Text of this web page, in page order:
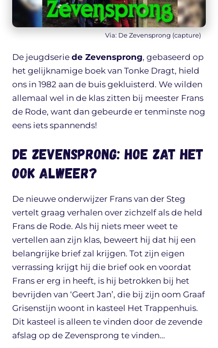
Via: De Zevensprong (capture)
De jeugdserie de Zevensprong, gebaseerd op
het gelijknamige boek van Tonke Dragt, hield
ons in 1982 aan de buis gekluisterd. We wilden
allemaal wel in de klas zitten bij meester Frans
de Rode, want dan gebeurde er tenminste nog
eens iets spannends!
De Zevensprong: hoe zat het
ook alweer?
De nieuwe onderwijzer Frans van der Steg
vertelt graag verhalen over zichzelf als de held
Frans de Rode. Als hij niets meer weet te
vertellen aan zijn klas, beweert hij dat hij een
belangrijke brief zal krijgen. Tot zijn eigen
verrassing krijgt hij die brief ook en voordat
Frans er erg in heeft, is hij betrokken bij het
bevrijden van ‘Geert Jan’, die bij zijn oom Graaf
Grisenstijn woont in kasteel Het Trappenhuis.
Dit kasteel is alleen te vinden door de zevende
afslag op de Zevensprong te vinden…